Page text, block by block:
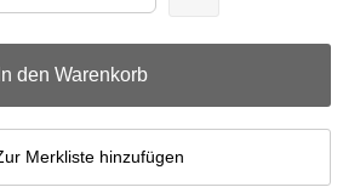
In den Warenkorb
Merkliste hinzufügen